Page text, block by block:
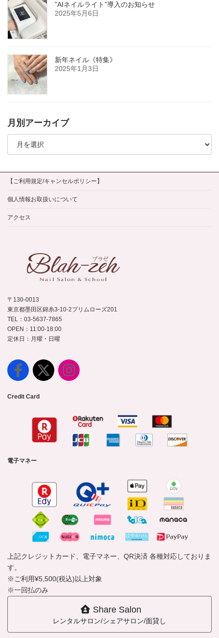
”AIネイルライト”導入のお知らせ
2025年5月6日
新年ネイル《特集》
2025年1月3日
月別アーカイブ
月
イ
ブ
【ご利用規定/キャンセルポリシー】
個人情報お取扱いについて
アクセス
〒130-0013
東京都墨田区錦糸3-10-2プリムローズ201
TEL：03-5637-7865
OPEN：11:00-18:00
定休日：月曜・日曜
Credit Card
電子マネー
上記クレジットカード、電子マネー、QR決済 各種対応しておりま
す。
※ご利用¥5,500(税込)以上対象
※一回払のみ
Share Salon
レンタルサロン/シェアサロン/面貸し